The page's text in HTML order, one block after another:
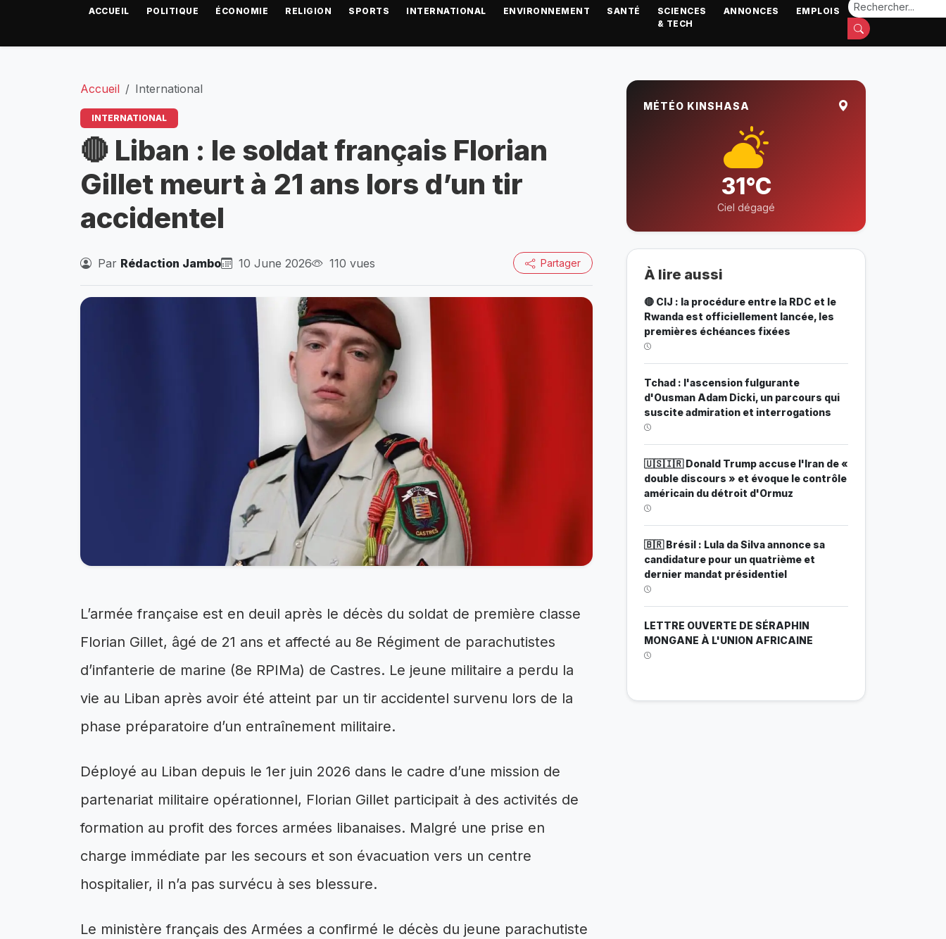
ACCUEIL POLITIQUE ÉCONOMIE RELIGION SPORTS INTERNATIONAL ENVIRONNEMENT SANTÉ
SCIENCES
& TECH
ANNONCES EMPLOIS
Accueil International
INTERNATIONAL
🔴 Liban : le soldat français Florian
Gillet meurt à 21 ans lors d’un tir
accidentel
Par Rédaction Jambo 10 June 2026 110 vues Partager
L’armée française est en deuil après le décès du soldat de première classe
Florian Gillet, âgé de 21 ans et affecté au 8e Régiment de parachutistes
d’infanterie de marine (8e RPIMa) de Castres. Le jeune militaire a perdu la
vie au Liban après avoir été atteint par un tir accidentel survenu lors de la
phase préparatoire d’un entraînement militaire.
Déployé au Liban depuis le 1er juin 2026 dans le cadre d’une mission de
partenariat militaire opérationnel, Florian Gillet participait à des activités de
formation au profit des forces armées libanaises. Malgré une prise en
charge immédiate par les secours et son évacuation vers un centre
hospitalier, il n’a pas survécu à ses blessure.
Le ministère français des Armées a confirmé le décès du jeune parachutiste
MÉTÉO KINSHASA
31°C
Ciel dégagé
À lire aussi
🔴 CIJ : la procédure entre la RDC et le
Rwanda est officiellement lancée, les
premières échéances fixées
Tchad : l'ascension fulgurante
d'Ousman Adam Dicki, un parcours qui
suscite admiration et interrogations
🇺🇸🇮🇷 Donald Trump accuse l'Iran de «
double discours » et évoque le contrôle
américain du détroit d'Ormuz
🇧🇷 Brésil : Lula da Silva annonce sa
candidature pour un quatrième et
dernier mandat présidentiel
LETTRE OUVERTE DE SÉRAPHIN
MONGANE À L'UNION AFRICAINE